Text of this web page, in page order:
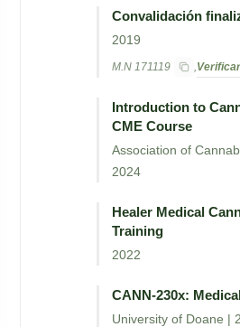
Convalidación
2019
M.N 171119 ,
Introduction to
CME Course
Association of
2024
Healer Medical
Training
2022
CANN-230x:
University of Doane |